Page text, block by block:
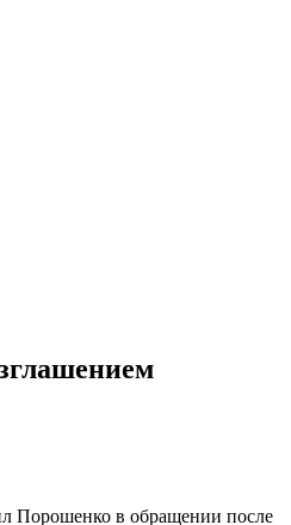
Порошенко в обращении после